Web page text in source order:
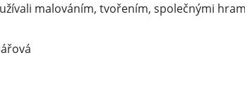
malováním, tvořením, společnými